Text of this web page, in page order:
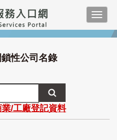
鎖性公司名錄
業/工廠登記資料